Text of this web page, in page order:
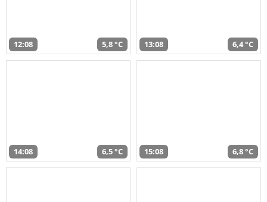
12:08 5,8 °C 13:08 6,4 °C
14:08 6,5 °C 15:08 6,8 °C